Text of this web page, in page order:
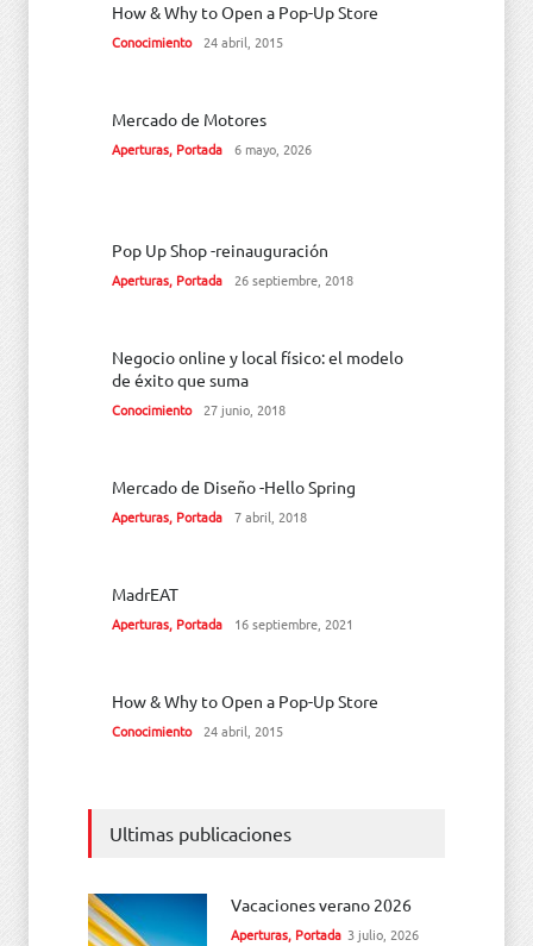
How & Why to Open a Pop-Up Store
Conocimiento 24 abril, 2015
Mercado de Motores
Aperturas, Portada 6 mayo, 2026
Pop Up Shop -reinauguración
Aperturas, Portada 26 septiembre, 2018
Negocio online y local físico: el modelo
de éxito que suma
Conocimiento 27 junio, 2018
Mercado de Diseño -Hello Spring
Aperturas, Portada 7 abril, 2018
MadrEAT
Aperturas, Portada 16 septiembre, 2021
How & Why to Open a Pop-Up Store
Conocimiento 24 abril, 2015
Ultimas publicaciones
Vacaciones verano 2026
Aperturas, Portada 3 julio, 2026